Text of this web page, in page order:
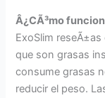
Â¿CÃ³mo
ExoSlim
que son grasas
consume grasas
reducir el peso.